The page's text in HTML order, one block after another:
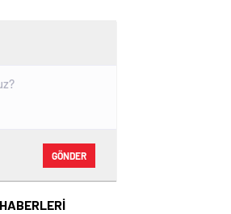
GÖNDER
HABERLERİ